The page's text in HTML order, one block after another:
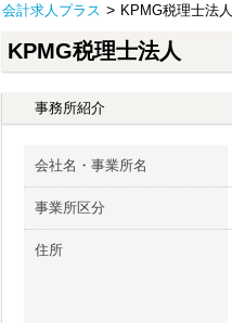
会計求人プラス KPMG税理士法人
KPMG税理士法人
事務所紹介
会社名・事業所名
事業所区分
住所